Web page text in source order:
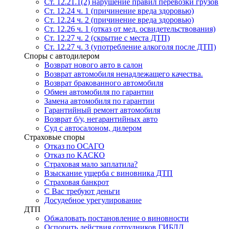
Ст. 12.21.1(2) нарушение правил перевозки грузов
Ст. 12.24 ч. 1 (причинение вреда здоровью)
Ст. 12.24 ч. 2 (причинение вреда здоровью)
Ст. 12.26 ч. 1 (отказ от мед. освидетельствования)
Ст. 12.27 ч. 2 (скрытие с места ДТП)
Ст. 12.27 ч. 3 (употребление алкоголя после ДТП)
Споры с автодилером
Возврат нового авто в салон
Возврат автомобиля ненадлежащего качества.
Возврат бракованного автомобиля
Обмен автомобиля по гарантии
Замена автомобиля по гарантии
Гарантийный ремонт автомобиля
Возврат б/у, негарантийных авто
Суд с автосалоном, дилером
Страховые споры
Отказ по ОСАГО
Отказ по КАСКО
Страховая мало заплатила?
Взыскание ущерба с виновника ДТП
Страховая банкрот
С Вас требуют деньги
Досудебное урегулирование
ДТП
Обжаловать постановление о виновности
Оспорить действия сотрудников ГИБДД